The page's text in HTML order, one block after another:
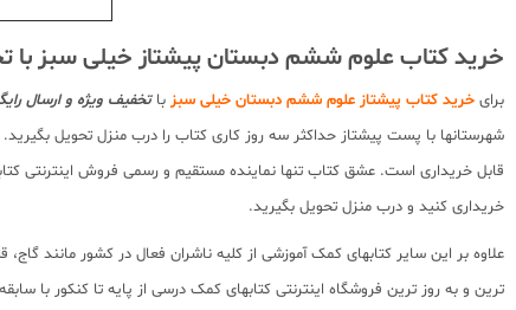
خرید کتاب علوم ششم دبستان پیشتاز خیلی سبز با
برای خرید کتاب پیشتاز علوم ششم دبستان خیلی سبز باتخفیف ویژه و ارسال
شهرستانها با پست پیشتاز حداکثر سه روز کاری کتاب را درب منزل تحویل
قابل خریداری است. عشق کتاب تنها نماینده مستقیم و رسمی فروش اینترنتی
خریداری کنید و درب منزل تحویل بگیرید.
علاوه بر این سایر کتابهای کمک آموزشی از کلیه ناشران فعال در کشور مانند
ترین و به روز ترین فروشگاه اینترنتی کتابهای کمک درسی از پایه تا کنکور با سابقه 15 ساله در امر توزیع و فروش کتابهای کمک آموزشی و کودک و نوجوان در سراسر کشور آماده ارسال سفارشات شما میباشد.